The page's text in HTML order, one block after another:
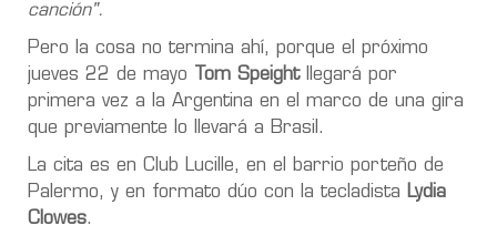
canción".
Pero la cosa no termina ahí, porque el próximo
jueves 22 de mayo
Tom Speightllegará por
primera vez a la Argentina en el marco de una gira
que previamente lo llevará a Brasil.
La cita es en Club Lucille, en el barrio porteño de
Palermo, y en formato dúo con la tecladista Lydia
Clowes.